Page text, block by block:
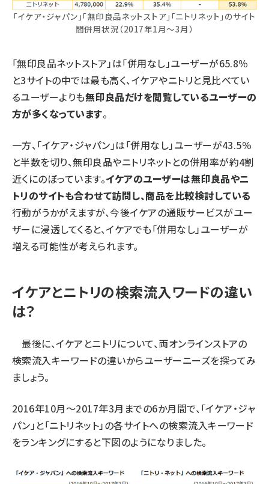
「イケア・ジャパン」「無印良品ネットストア」「ニトリネット」のサイト
間併用状況（2017年1月～3月）
「無印良品ネットストア」は「併用なし」ユーザーが65.8％
と3サイトの中では最も高く、イケアやニトリと見比べてい
るユーザーよりも無印良品だけを閲覧しているユーザーの
方が多くなっています。
一方、「イケア・ジャパン」は「併用なし」ユーザーが43.5％
と半数を切り、無印良品やニトリネットとの併用率が約4割
近くにのぼっています。イケアのユーザーは無印良品やニ
トリのサイトも合わせて訪問し、商品を比較検討している
行動がうかがえますが、今後イケアの通販サービスがユー
ザーに浸透してくると、イケアでも「併用なし」ユーザーが
増える可能性が考えられます。
イケアとニトリの検索流入ワードの違い
は？
最後に、イケアとニトリについて、両オンラインストアの
検索流入キーワードの違いからユーザーニーズを探ってみ
ましょう。
2016年10月～2017年3月までの6か月間で、「イケア・ジャ
パン」と「ニトリネット」の各サイトへの検索流入キーワード
をランキングにすると下図のようになりました。